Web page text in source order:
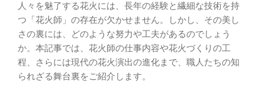
人々を魅了する花火には、長年の経験と繊細な技術を持
つ「花火師」の存在が欠かせません。しかし、その美し
さの裏には、どのような努力や工夫があるのでしょう
か。本記事では、花火師の仕事内容や花火づくりの工
程、さらには現代の花火演出の進化まで、職人たちの知
られざる舞台裏をご紹介します。